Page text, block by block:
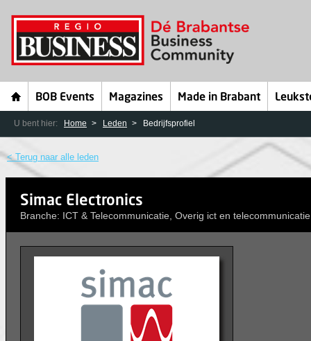
BOB Events Magazines Made in Brabant
U bent hier: Home Leden Bedrijfsprofiel
< Terug naar alle leden
Simac Electronics
Branche: ICT & Telecommunicatie, Overig ict en telecommunicatie